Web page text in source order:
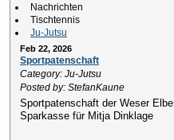
Nachrichten
Tischtennis
Ju-Jutsu
Feb 22, 2026
Sportpatenschaft
Category: Ju-Jutsu
Posted by: StefanKaune
Sportpatenschaft der Weser Elbe
Sparkasse für Mitja Dinklage